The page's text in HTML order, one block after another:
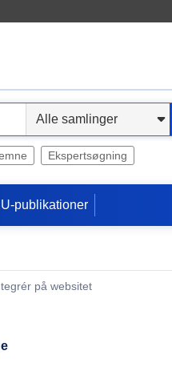
Ekspertsøgning
publikationer
på websitet